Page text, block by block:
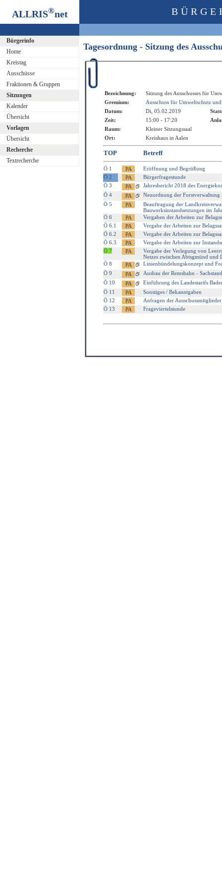
ALLRIS®net
Bürgerinfo
Home
Kreistag
Ausschüsse
Fraktionen & Gruppen
Sitzungen
Kalender
Übersicht
Vorlagen
Übersicht
Recherche
Textrecherche
Tagesordnung - Sitzung des
Bezeichnung:
Sitzung des Ausschusses für
Gremium:
Ausschuss für Umweltschutz
Datum:
Di, 05.02.2019
Zeit:
15:00 - 17:20
Raum:
Kleiner Sitzungssaal
Ort:
Kreishaus in Aalen
TOP Betreff
Ö 1
Eröffnung und Begrüßung
Ö 2
Bürgerfragestunde
Ö 3
Jahresbericht 2018 des
Ö 4
Neuordnung der
Ö 5
Beauftragung der
Bauwerksinstandsetzungen im
Ö 6
Vergaben der Arbeiten zur
Ö 6.1
Vergabe der Arbeiten zur
Ö 6.2
Vergabe der Arbeiten zur
Ö 6.3
Vergabe der Arbeiten zur
Ö 7
Vergabe der Verlegung von
Netzes zwischen Abtsgmünd und
Ö 8
Linienbündelungskonzept und
Ö 9
Ausbau der Remsbahn -
Ö 10
Einführung des Landestarifs
Ö 11
Sonstiges / Bekanntgaben
Ö 12
Anfragen der Ausschussmitglieder
Ö 13
Frageviertelstunde